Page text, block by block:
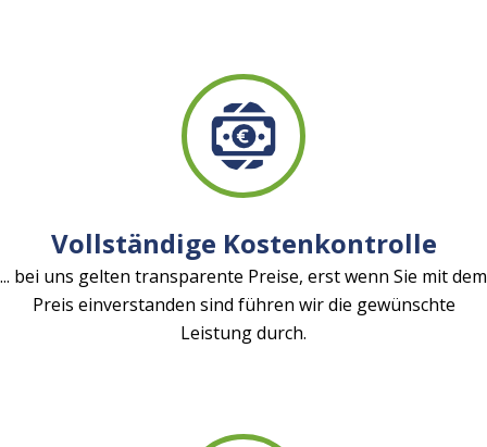
Vollständige Kostenkontrolle
... bei uns gelten transparente Preise, erst wenn Sie mit dem
Preis einverstanden sind führen wir die gewünschte
Leistung durch.